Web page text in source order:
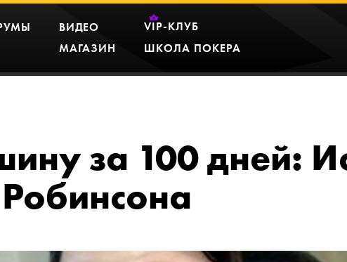
ВИДЕО
МАГАЗИН
VIP-КЛУБ
ШКОЛА ПОКЕРА
за 100 дней: